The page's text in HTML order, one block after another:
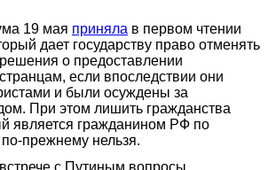
19 мая приняла в первом чтении
дает государству право отменять
о предоставлении
если впоследствии они
и были осуждены за
При этом лишить гражданства
является гражданином РФ по
прежнему нельзя.
с Путиным вопросы